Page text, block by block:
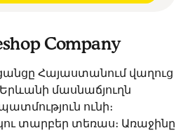
Company
Հայաստանում վաղուց
մասնաճյուղն
ունի։
տարբեր տեռաս։ Առաջինը